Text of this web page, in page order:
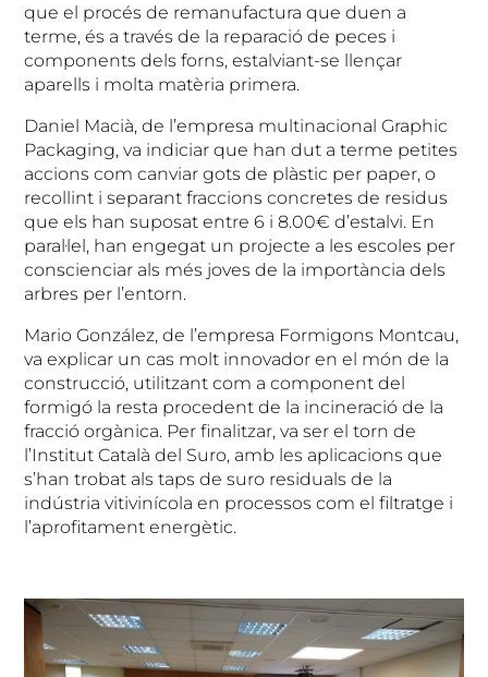
que el procés de remanufactura que duen a
terme, és a través de la reparació de peces i
components dels forns, estalviant-se llençar
aparells i molta matèria primera.
Daniel Macià, de l’empresa multinacional Graphic
Packaging, va indiciar que han dut a terme petites
accions com canviar gots de plàstic per paper, o
recollint i separant fraccions concretes de residus
que els han suposat entre 6 i 8.00€ d’estalvi. En
paral·lel, han engegat un projecte a les escoles per
conscienciar als més joves de la importància dels
arbres per l’entorn.
Mario González, de l’empresa Formigons Montcau,
va explicar un cas molt innovador en el món de la
construcció, utilitzant com a component del
formigó la resta procedent de la incineració de la
fracció orgànica. Per finalitzar, va ser el torn de
l’Institut Català del Suro, amb les aplicacions que
s’han trobat als taps de suro residuals de la
indústria vitivinícola en processos com el filtratge i
l’aprofitament energètic.